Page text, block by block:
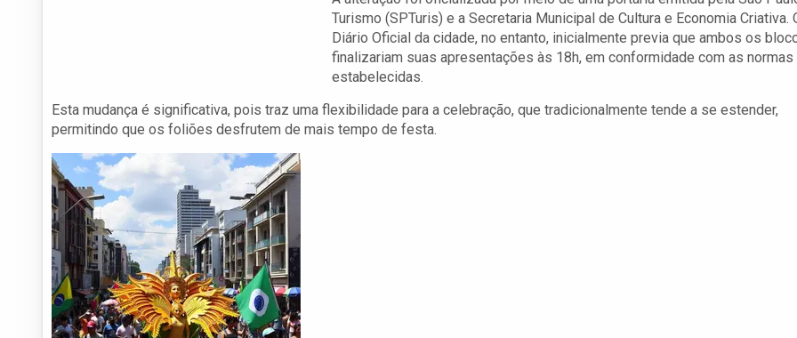
Turismo (SPTuris) e a Secretaria Municipal de Cultura e Economia Criativa.
Diário Oficial da cidade, no entanto, inicialmente previa que ambos os
finalizariam suas apresentações às 18h, em conformidade com as normas
estabelecidas.
Esta mudança é significativa, pois traz uma flexibilidade para a celebração, que tradicionalmente tende a se estender,
permitindo que os foliões desfrutem de mais tempo de festa.